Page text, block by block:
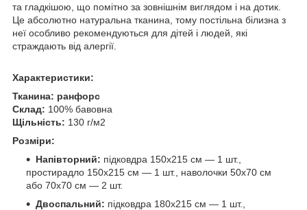
та гладкішою, що помітно за зовнішнім виглядом і на дотик.
Це абсолютно натуральна тканина, тому постільна білизна з
неї особливо рекомендуються для дітей і людей, які
страждають від алергії.
Характеристики:
Тканина: ранфорс
Склад: 100% бавовна
Щільність: 130 г/м2
Розміри:
Напівторний: підковдра 150х215 см — 1 шт.,
простирадло 150х215 см — 1 шт., наволочки 50х70 см
або 70х70 см — 2 шт.
Двоспальний: підковдра 180х215 см — 1 шт.,